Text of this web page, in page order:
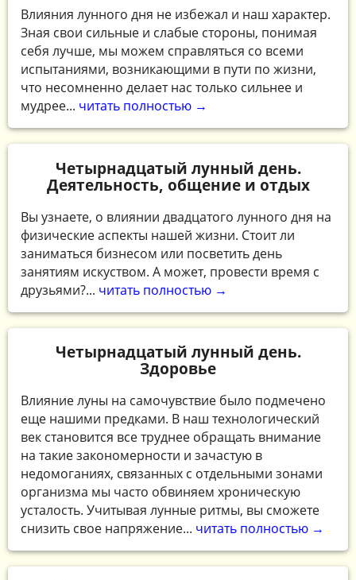
Влияния лунного дня не избежал и наш характер.
Зная свои сильные и слабые стороны, понимая
себя лучше, мы можем справляться со всеми
испытаниями, возникающими в пути по жизни,
что несомненно делает нас только сильнее и
мудрее... читать полностью →
Четырнадцатый лунный день.
Деятельность, общение и отдых
Вы узнаете, о влиянии двадцатого лунного дня на
физические аспекты нашей жизни. Стоит ли
заниматься бизнесом или посветить день
занятиям искуством. А может, провести время с
друзьями?... читать полностью →
Четырнадцатый лунный день.
Здоровье
Влияние луны на самочувствие было подмечено
еще нашими предками. В наш технологический
век становится все труднее обращать внимание
на такие закономерности и зачастую в
недомоганиях, связанных с отдельными зонами
организма мы часто обвиняем хроническую
усталость. Учитывая лунные ритмы, вы сможете
снизить свое напряжение... читать полностью →